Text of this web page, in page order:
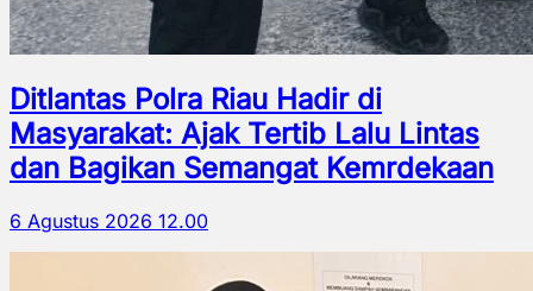
Ditlantas Polra Riau Hadir di
Masyarakat: Ajak Tertib Lalu Lintas
dan Bagikan Semangat Kemrdekaan
6 Agustus 2026 12.00